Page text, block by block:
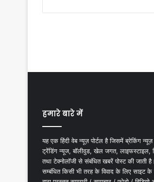
हमारे बारे में
यह एक हिंदी वेब न्यूज़ पोर्टल है जिसमें ब्रेकिंग
ट्रेंडिंग न्यूज, बॉलीवुड, खेल जगत, लाइफस्टाइल,
तथा टेक्नोलॉजी से संबंधित खबरें पोस्ट की
सम्बंधित किसी भी तरह के विवाद के लिए साइट